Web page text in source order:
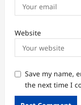
Website
Save my name,
the next time I